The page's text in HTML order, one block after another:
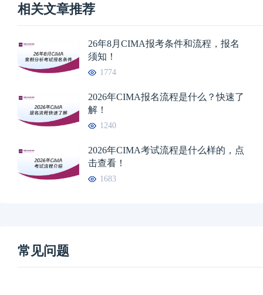
相关文章推荐
26年8月CIMA报考条件和流程，报名
须知！
1774
2026年CIMA报名流程是什么？快速了
解！
1240
2026年CIMA考试流程是什么样的，点
击查看！
1683
常见问题